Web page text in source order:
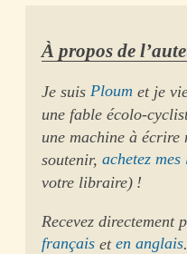
À propos de
Je suisPloum et je
une fable écolo-
une machine à écrire
soutenir,achetez mes
votre libraire) !
Recevez directement
français eten anglais